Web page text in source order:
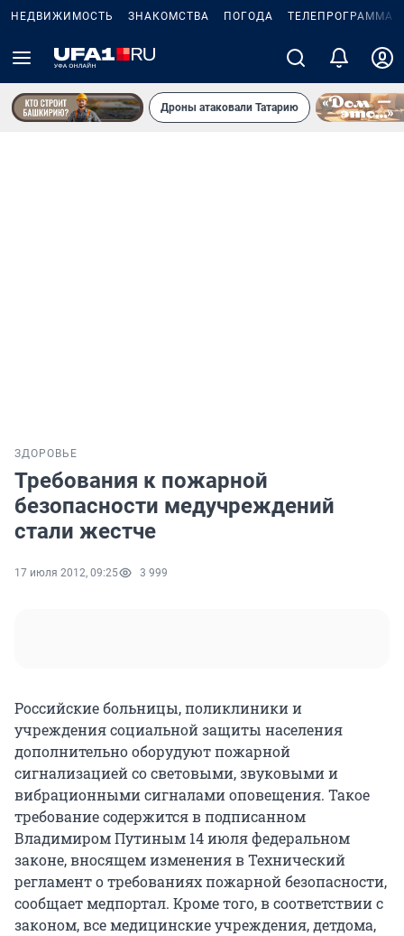
НЕДВИЖИМОСТЬ ЗНАКОМСТВА ПОГОДА ТЕЛЕПРОГРАММА
Дроны атаковали Татарию
ЗДОРОВЬЕ
Требования к пожарной
безопасности медучреждений
стали жестче
17 июля 2012, 09:25 3 999
Российские больницы, поликлиники и
учреждения социальной защиты населения
дополнительно оборудуют пожарной
сигнализацией со световыми, звуковыми и
вибрационными сигналами оповещения. Такое
требование содержится в подписанном
Владимиром Путиным 14 июля федеральном
законе, вносящем изменения в Технический
регламент о требованиях пожарной безопасности,
сообщает медпортал. Кроме того, в соответствии с
законом, все медицинские учреждения, детдома,